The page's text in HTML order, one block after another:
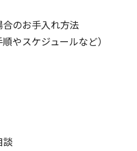
のお手入れ方法
やスケジュールなど）
談